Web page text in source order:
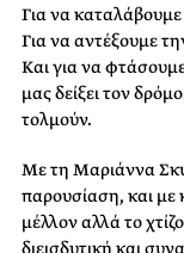
Για να καταλάβουμε
Για να αντέξουμε
Και για να
μας δείξει τον
τολμούν.
Με τη Μαριάννα
παρουσίαση, και με
μέλλον αλλά το
διεισδυτική και